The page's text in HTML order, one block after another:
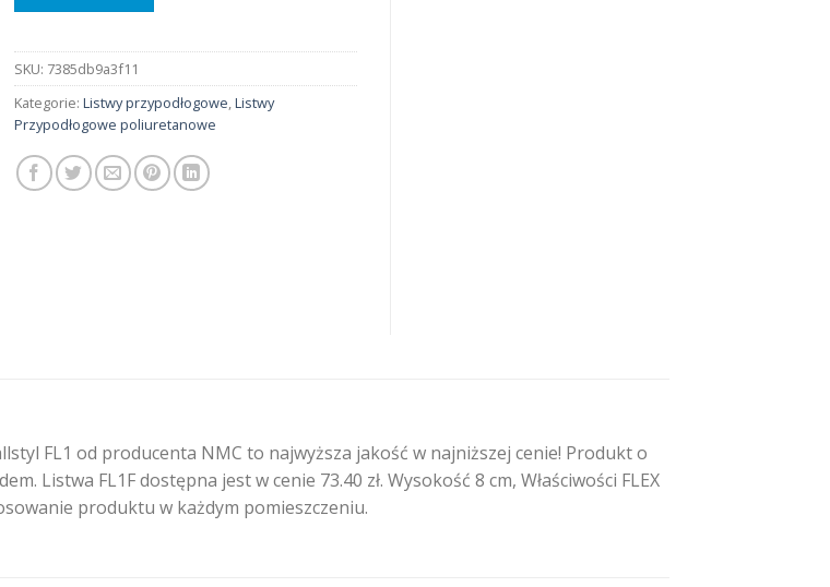
SKU: 7385db9a3f11
Kategorie: Listwy przypodłogowe,Listwy
Przypodłogowe poliuretanowe
FL1 od producenta NMC to najwyższa jakość w najniższej cenie! Produkt o
Listwa FL1F dostępna jest w cenie 73.40 zł. Wysokość 8 cm, Właściwości FLEX
produktu w każdym pomieszczeniu.